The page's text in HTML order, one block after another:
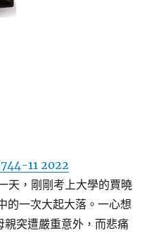
11 2022
天，剛剛考上大學的賈曉
的一次大起大落。一心想
突遭嚴重意外，而悲痛